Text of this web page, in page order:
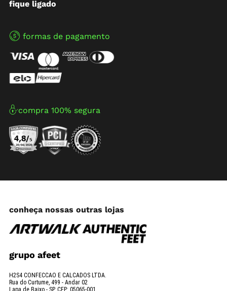
fique ligado
formas de pagamento
compra 100% segura
conheça nossas outras lojas
grupo afeet
H2S4 CONFECCAO E CALCADOS LTDA.
Rua do Curtume, 499 - Andar 02
Lapa de Baixo - SP. CEP: 05065-001